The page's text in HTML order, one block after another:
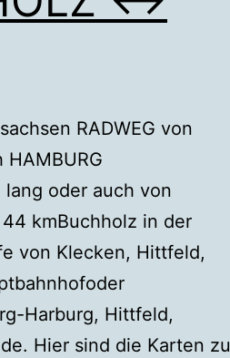
RADWEG von
HAMBURG
lang oder auch von
44 kmBuchholz in der
von Klecken, Hittfeld,
Harburg, Hittfeld,
Hier sind die Karten zu